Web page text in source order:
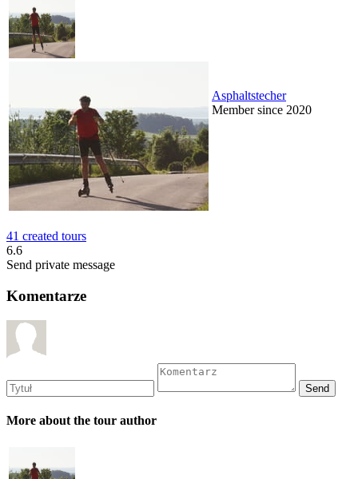
Asphaltstecher
Member since 2020
41 created tours
6.6
Send private message
Komentarze
More about the tour author